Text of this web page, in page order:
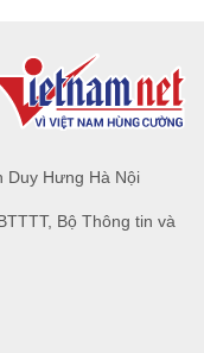
Duy Hưng Hà Nội
Bộ Thông tin và